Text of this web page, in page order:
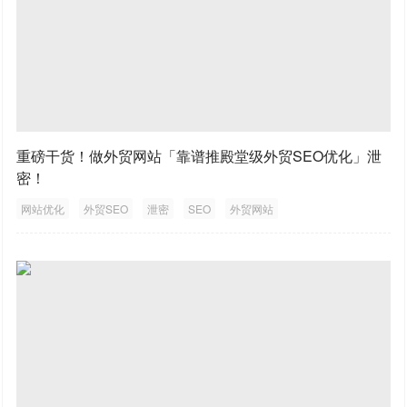
重磅干货！做外贸网站「靠谱推殿堂级外贸SEO优化」泄
密！
网站优化 外贸SEO 泄密 SEO 外贸网站